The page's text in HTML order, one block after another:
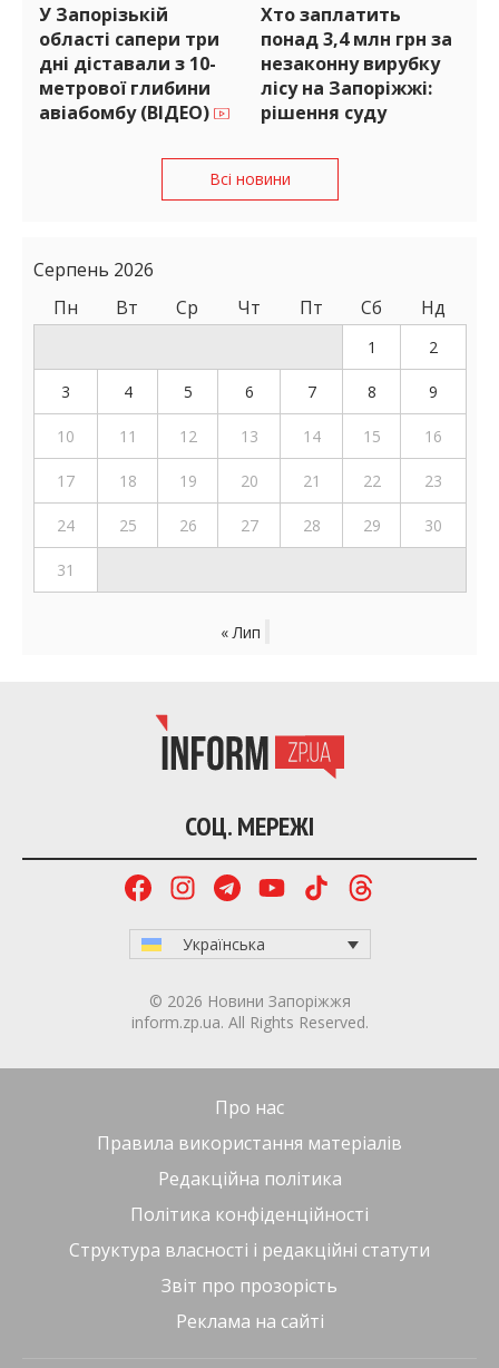
У Запорізькій
області сапери три
дні діставали з 10-
метрової глибини
авіабомбу (ВІДЕО)
Хто заплатить
понад 3,4 млн грн за
незаконну вирубку
лісу на Запоріжжі:
рішення суду
Всі новини
Серпень 2026
Пн
Вт Ср Чт Пт Сб Нд
1 2
3 4 5 6 7 8 9
10 11 12 13 14 15 16
17 18 19 20 21 22 23
24 25 26 27 28 29 30
31
« Лип
СОЦ. МЕРЕЖІ
Українська
© 2026 Новини Запоріжжя
inform.zp.ua. All Rights Reserved.
Про нас
Правила використання матеріалів
Редакційна політика
Політика конфіденційності
Структура власності і редакційні статути
Звіт про прозорість
Реклама на сайті